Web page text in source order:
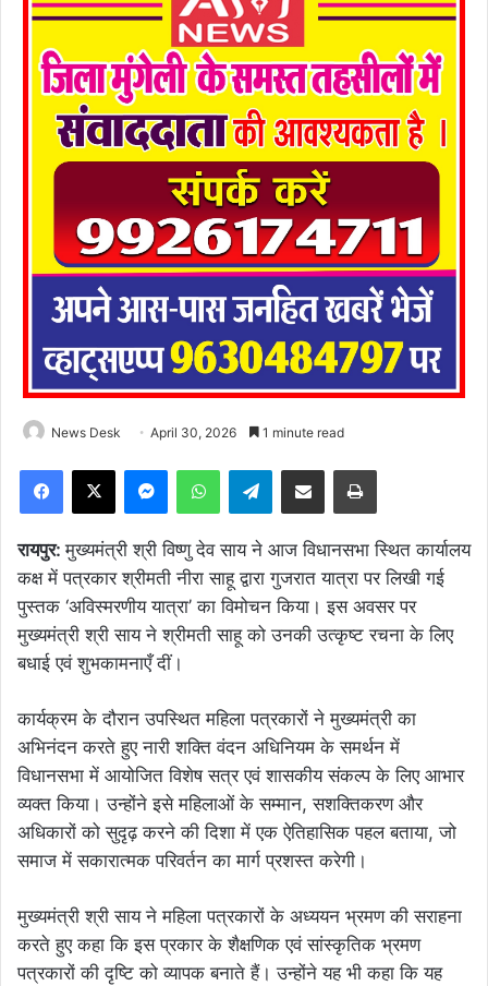
News Desk April 30, 2026 1 minute read
Facebook
X MessengerWhatsAppTelegramShare via Email Print
रायपुर:मुख्यमंत्री श्री विष्णु देव साय ने आज विधानसभा स्थित कार्यालय
कक्ष में पत्रकार श्रीमती नीरा साहू द्वारा गुजरात यात्रा पर लिखी गई
पुस्तक ‘अविस्मरणीय यात्रा’ का विमोचन किया। इस अवसर पर
मुख्यमंत्री श्री साय ने श्रीमती साहू को उनकी उत्कृष्ट रचना के लिए
बधाई एवं शुभकामनाएँ दीं।
कार्यक्रम के दौरान उपस्थित महिला पत्रकारों ने मुख्यमंत्री का
अभिनंदन करते हुए नारी शक्ति वंदन अधिनियम के समर्थन में
विधानसभा में आयोजित विशेष सत्र एवं शासकीय संकल्प के लिए आभार
व्यक्त किया। उन्होंने इसे महिलाओं के सम्मान, सशक्तिकरण और
अधिकारों को सुदृढ़ करने की दिशा में एक ऐतिहासिक पहल बताया, जो
समाज में सकारात्मक परिवर्तन का मार्ग प्रशस्त करेगी।
मुख्यमंत्री श्री साय ने महिला पत्रकारों के अध्ययन भ्रमण की सराहना
करते हुए कहा कि इस प्रकार के शैक्षणिक एवं सांस्कृतिक भ्रमण
पत्रकारों की दृष्टि को व्यापक बनाते हैं। उन्होंने यह भी कहा कि यह